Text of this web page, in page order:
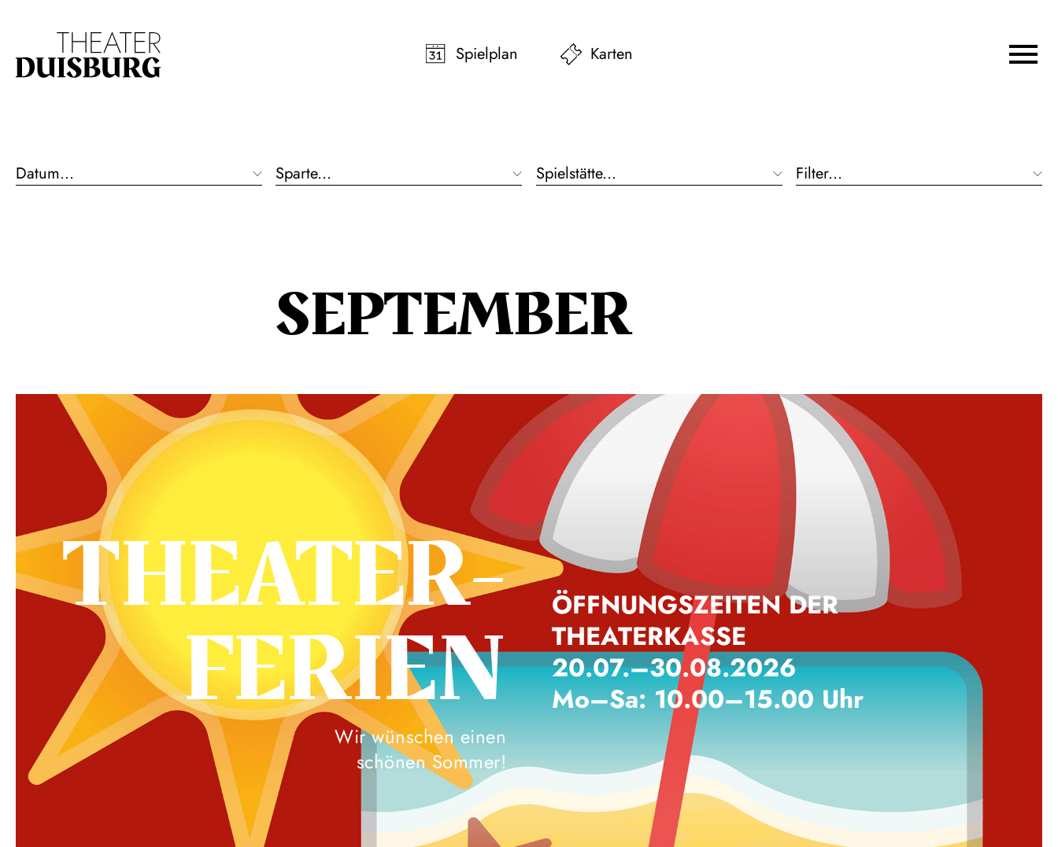
Spielplan
Karten
Datum... Sparte... Spielstätte... Filter...
SEPTEMBER
THEATER­
FERIEN
Wir wünschen einen
schönen Sommer!
ÖFFNUNGSZEITEN DER
THEATERKASSE
20.07.–30.08.2026
Mo–Sa: 10.00–15.00 Uhr